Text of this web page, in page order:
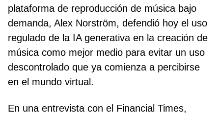
plataforma de reproducción de música bajo
demanda, Alex Norström, defendió hoy el uso
regulado de la IA generativa en la creación de
música como mejor medio para evitar un uso
descontrolado que ya comienza a percibirse
en el mundo virtual.
En una entrevista con el Financial Times,